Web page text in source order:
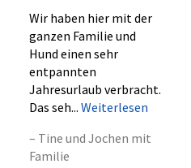
Wir haben hier mit der
ganzen Familie und
Hund einen sehr
entpannten
Jahresurlaub verbracht.
Das seh... Weiterlesen
– Tine und Jochen mit
Familie